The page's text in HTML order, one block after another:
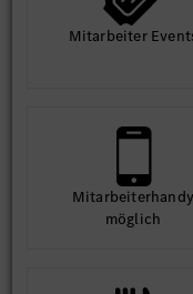
Mit­arbeiter
Mit­arbeiter­handy
möglich